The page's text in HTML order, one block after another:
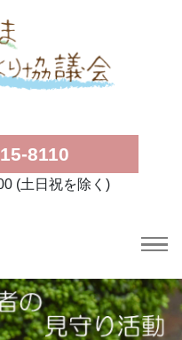
8110
(土日祝を除く)